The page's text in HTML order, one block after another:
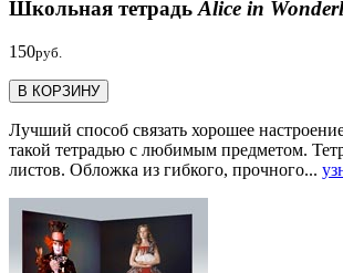
Школьная тетрадь Alice in
150руб.
В КОРЗИНУ
Лучший способ связать хорошее
такой тетрадью c любимым предметом.
листов. Обложка из гибкого, прочного...